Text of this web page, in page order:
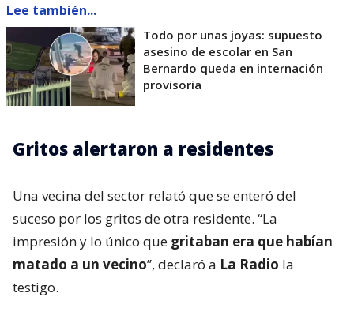
Lee también...
Todo por unas joyas: supuesto
asesino de escolar en San
Bernardo queda en internación
provisoria
Gritos alertaron a residentes
Una vecina del sector relató que se enteró del
suceso por los gritos de otra residente. “La
impresión y lo único que gritaban era que habían
matado a un vecino”, declaró a La Radio la
testigo.